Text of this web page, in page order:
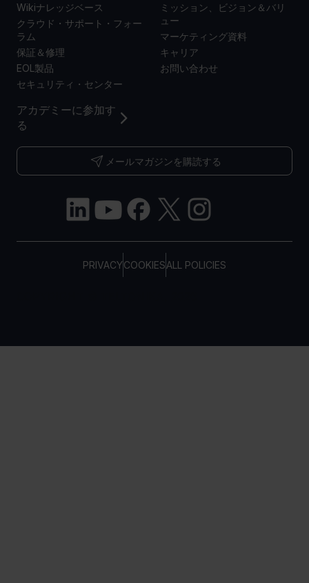
PRIVACYCOOKIESALL POLICIES
アカデミーに参加す
る
メールマガジンを購読する
Wikiナレッジベース
クラウド・サポート・フォー
ラム
保証＆修理
EOL製品
セキュリティ・センター
ミッション、ビジョン＆バリ
ュー
マーケティング資料
キャリア
お問い合わせ